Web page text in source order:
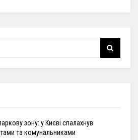
зону: у Києві спалахнув
та комунальниками